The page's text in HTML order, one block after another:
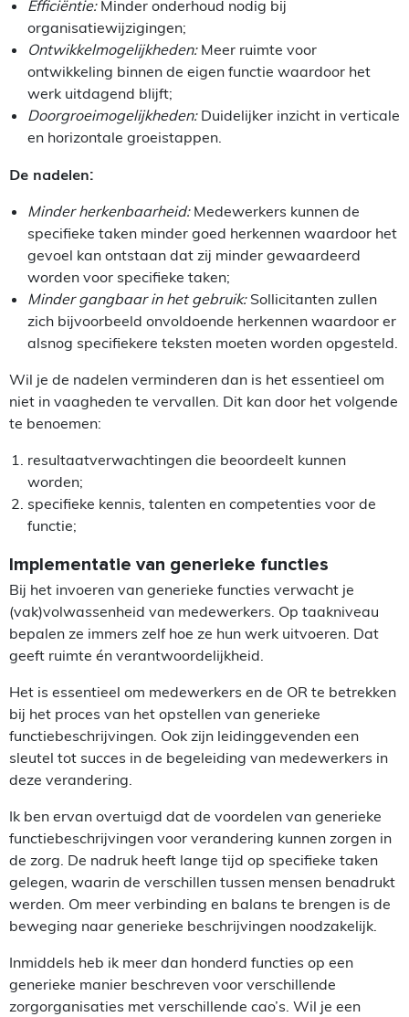
Efficiëntie:Minder onderhoud nodig bij
organisatiewijzigingen;
Ontwikkelmogelijkheden:Meer ruimte voor
ontwikkeling binnen de eigen functie waardoor het
werk uitdagend blijft;
Doorgroeimogelijkheden:Duidelijker inzicht in verticale
en horizontale groeistappen.
De nadelen:
Minder herkenbaarheid:Medewerkers kunnen de
specifieke taken minder goed herkennen waardoor het
gevoel kan ontstaan dat zij minder gewaardeerd
worden voor specifieke taken;
Minder gangbaar in het gebruik: Sollicitanten zullen
zich bijvoorbeeld onvoldoende herkennen waardoor er
alsnog specifiekere teksten moeten worden opgesteld.
Wil je de nadelen verminderen dan is het essentieel om
niet in vaagheden te vervallen. Dit kan door het volgende
te benoemen:
resultaatverwachtingen die beoordeelt kunnen
worden;
specifieke kennis, talenten en competenties voor de
functie;
Implementatie van generieke functies
Bij het invoeren van generieke functies verwacht je
(vak)volwassenheid van medewerkers. Op taakniveau
bepalen ze immers zelf hoe ze hun werk uitvoeren. Dat
geeft ruimte én verantwoordelijkheid.
Het is essentieel om medewerkers en de OR te betrekken
bij het proces van het opstellen van generieke
functiebeschrijvingen. Ook zijn leidinggevenden een
sleutel tot succes in de begeleiding van medewerkers in
deze verandering.
Ik ben ervan overtuigd dat de voordelen van generieke
functiebeschrijvingen voor verandering kunnen zorgen in
de zorg. De nadruk heeft lange tijd op specifieke taken
gelegen, waarin de verschillen tussen mensen benadrukt
werden. Om meer verbinding en balans te brengen is de
beweging naar generieke beschrijvingen noodzakelijk.
Inmiddels heb ik meer dan honderd functies op een
generieke manier beschreven voor verschillende
zorgorganisaties met verschillende cao’s. Wil je een